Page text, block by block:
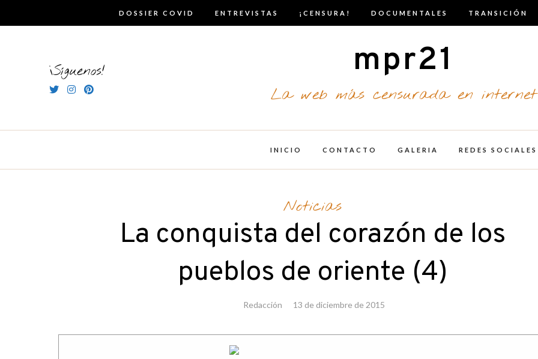
DOSSIER COVID ENTREVISTAS ¡CENSURA! DOCUMENTALES TRANSICIÓN
¡Síguenos! mpr21
La web más censurada en internet
INICIO CONTACTO GALERIA REDES SOCIALES
Noticias
La conquista del corazón de los
pueblos de oriente (4)
Redacción 13 de diciembre de 2015